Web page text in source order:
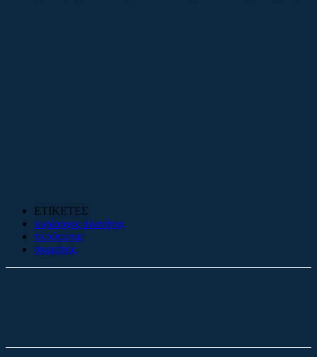
ΕΤΙΚΕΤΕΣ
κυρίαρχος πλανήτης
πλούτωνας
σκορπιός